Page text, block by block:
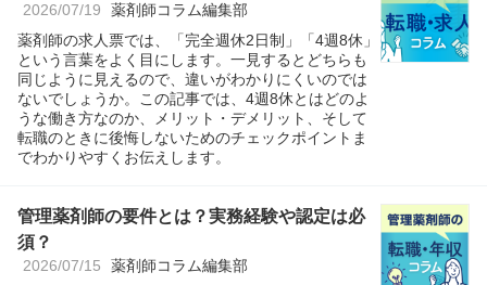
2026/07/19 薬剤師コラム編集部
薬剤師の求人票では、「完全週休2日制」「4週8休」
という言葉をよく目にします。一見するとどちらも
同じように見えるので、違いがわかりにくいのでは
ないでしょうか。この記事では、4週8休とはどのよ
うな働き方なのか、メリット・デメリット、そして
転職のときに後悔しないためのチェックポイントま
でわかりやすくお伝えします。
管理薬剤師の要件とは？実務経験や認定は必
須？
2026/07/15 薬剤師コラム編集部